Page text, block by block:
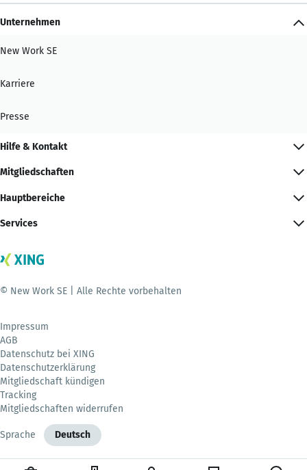
Unternehmen
New Work SE
Karriere
Presse
Hilfe & Kontakt
Mitgliedschaften
Hauptbereiche
Services
© New Work SE | Alle Rechte vorbehalten
Impressum
AGB
Datenschutz bei XING
Datenschutzerklärung
Mitgliedschaft kündigen
Tracking
Mitgliedschaften widerrufen
Sprache Deutsch